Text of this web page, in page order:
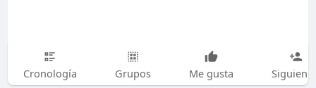
Cronología Grupos Me gusta